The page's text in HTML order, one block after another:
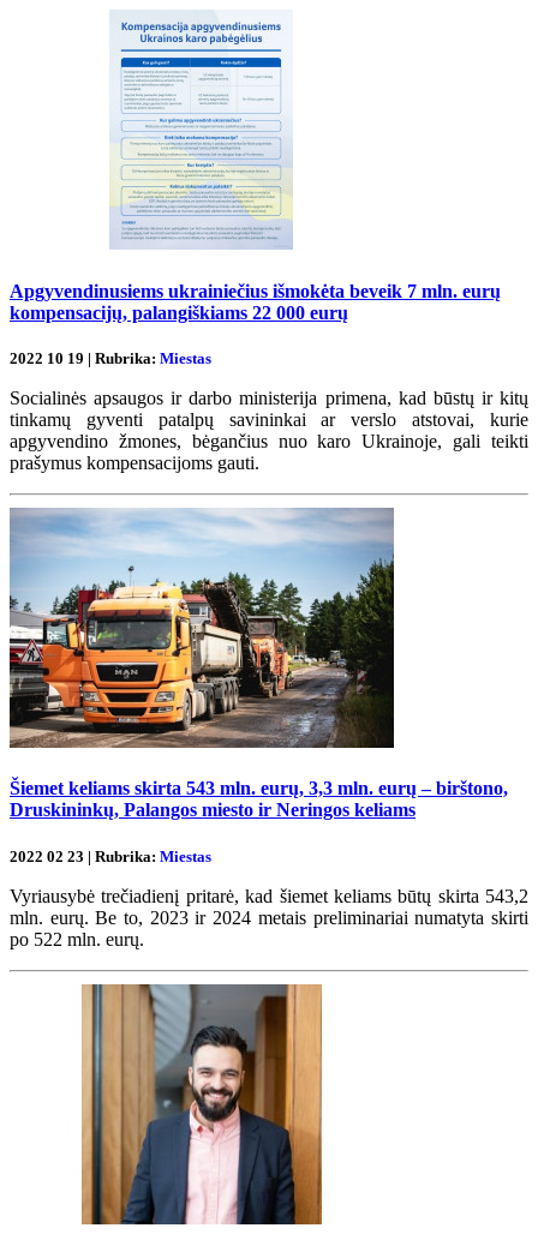
Apgyvendinusiems ukrainiečius išmokėta beveik 7 mln. eurų
kompensacijų, palangiškiams 22 000 eurų
2022 10 19 | Rubrika: Miestas
Socialinės apsaugos ir darbo ministerija primena, kad būstų ir kitų
tinkamų gyventi patalpų savininkai ar verslo atstovai, kurie
apgyvendino žmones, bėgančius nuo karo Ukrainoje, gali teikti
prašymus kompensacijoms gauti.
Šiemet keliams skirta 543 mln. eurų, 3,3 mln. eurų – birštono,
Druskininkų, Palangos miesto ir Neringos keliams
2022 02 23 | Rubrika: Miestas
Vyriausybė trečiadienį pritarė, kad šiemet keliams būtų skirta 543,2
mln. eurų. Be to, 2023 ir 2024 metais preliminariai numatyta skirti
po 522 mln. eurų.